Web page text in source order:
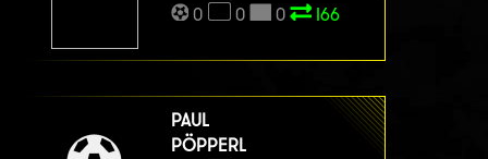
0
0 0 I66
PAUL
PÖPPERL